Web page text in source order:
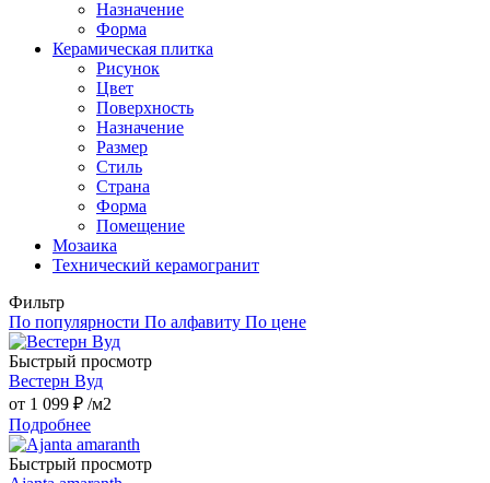
Назначение
Форма
Керамическая плитка
Рисунок
Цвет
Поверхность
Назначение
Размер
Стиль
Страна
Форма
Помещение
Мозаика
Технический керамогранит
Фильтр
По популярности По алфавиту По цене
Быстрый просмотр
Вестерн Вуд
от 1 099 ₽ /м2
Подробнее
Быстрый просмотр